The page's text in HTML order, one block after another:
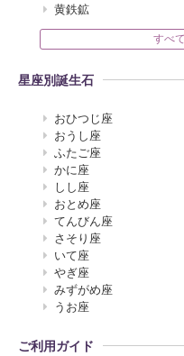
黄鉄鉱
すべ
星座別誕生石
おひつじ座
おうし座
ふたご座
かに座
しし座
おとめ座
てんびん座
さそり座
いて座
やぎ座
みずがめ座
うお座
ご利用ガイド